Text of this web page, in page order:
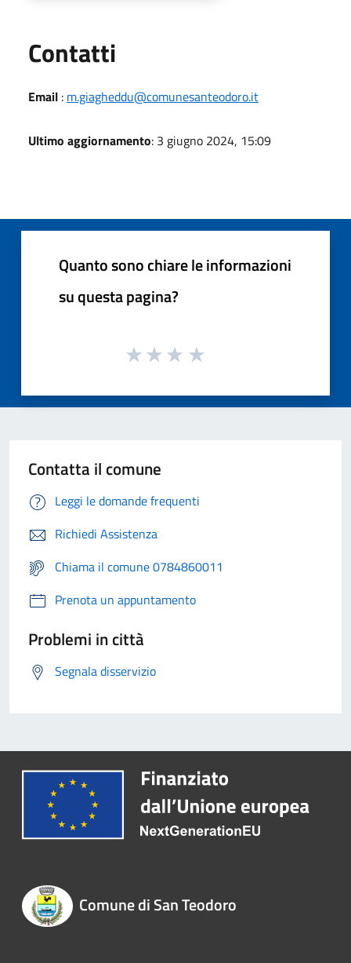
Contatti
Email : m.giagheddu@comunesanteodoro.it
Ultimo aggiornamento: 3 giugno 2024, 15:09
Quanto sono chiare le informazioni
su questa pagina?
Contatta il comune
Leggi le domande frequenti
Richiedi Assistenza
Chiama il comune 0784860011
Prenota un appuntamento
Problemi in città
Segnala disservizio
Comune di San Teodoro